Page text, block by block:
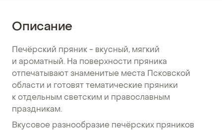
Описание
Печёрский пряник - вкусный, мягкий
и ароматный. На поверхности пряника
отпечатывают знаменитые места Псковской
области и готовят тематические пряники
к отдельным светским и православным
праздникам.
Вкусовое разнообразие печёрских пряников